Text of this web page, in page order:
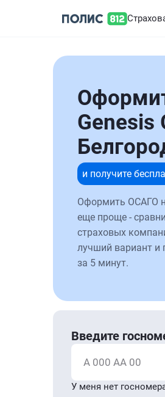
Genesis
и получите
Оформить ОСАГО
еще проще -
страховых
лучший вариант и
за 5 минут.
Введите
А 000 АА 00
У меня нет